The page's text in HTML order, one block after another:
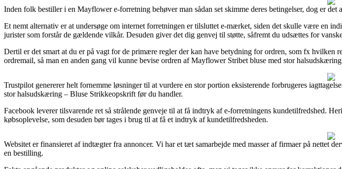
Inden folk bestiller i en Mayflower e-forretning behøver man sådan set skimme deres betingelser, dog er
Et nemt alternativ er at undersøge om internet forretningen er tilsluttet e-mærket, siden det skulle være en
jurister som forstår de gældende vilkår. Desuden giver det dig genvej til støtte, såfremt du udsættes for
Dertil er det smart at du er på vagt for de primære regler der kan have betydning for ordren, som fx hvilken
ordremail, så man en anden gang vil kunne bevise ordren af Mayflower Stribet bluse med stor
Trustpilot genererer helt fornemme løsninger til at vurdere en stor portion eksisterende forbrugeres
stor halsudskæring – Bluse Strikkeopskrift før du handler.
Facebook leverer tilsvarende ret så strålende genveje til at få indtryk af e-forretningens kundetilfredshed.
købsoplevelse, som desuden bør tages i brug til at få et indtryk af kundetilfredsheden.
Websitet er finansieret af indtægter fra annoncer. Vi har et tæt samarbejde med masser af firmaer på nettet
en bestilling.